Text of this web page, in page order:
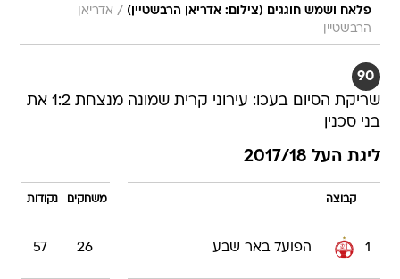
פלאח ושמש חוגגים (צילום: אדריאן הרבשטיין) / אדריאן
הרבשטיין
90
שריקת הסיום בעכו: עירוני קרית שמונה מנצחת 1:2 את
בני סכנין
ליגת העל 2017/18
קבוצה משחקים נקודות
1 הפועל באר שבע 26
57